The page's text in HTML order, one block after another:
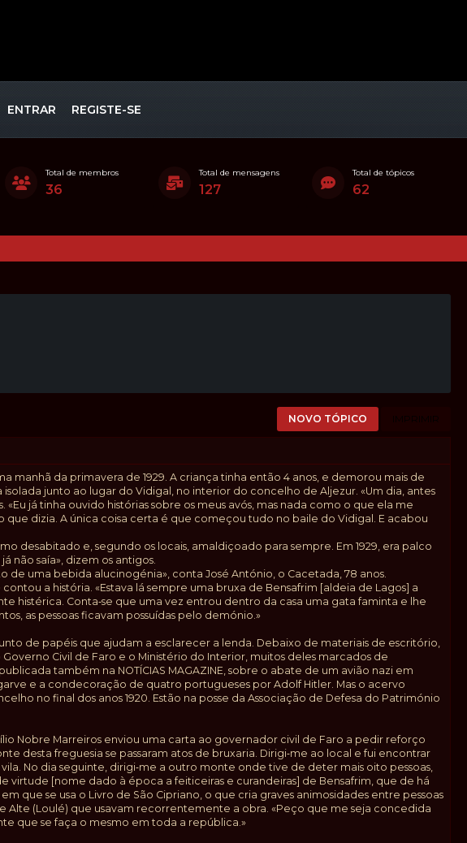
ENTRAR REGISTE-SE
Total de membros
36
Total de mensagens
127
Total de tópicos
62
NOVO TÓPICO IMPRIMIR
manhã da primavera de 1929. A criança tinha então 4 anos, e demorou mais de
junto ao lugar do Vidigal, no interior do concelho de Aljezur. «Um dia, antes
já tinha ouvido histórias sobre os meus avós, mas nada como o que ela me
dizia. A única coisa certa é que começou tudo no baile do Vidigal. E acabou
desabitado e, segundo os locais, amaldiçoado para sempre. Em 1929, era palco
não saía», dizem os antigos.
de uma bebida alucinogénia», conta José António, o Cacetada, 78 anos.
a história. «Estava lá sempre uma bruxa de Bensafrim [aldeia de Lagos] a
Conta‑se que uma vez entrou dentro da casa uma gata faminta e lhe
as pessoas ficavam possuídas pelo demónio.»
de papéis que ajudam a esclarecer a lenda. Debaixo de materiais de escritório,
Civil de Faro e o Ministério do Interior, muitos deles marcados de
também na NOTÍCIAS MAGAZINE, sobre o abate de um avião nazi em
e a condecoração de quatro portugueses por Adolf Hitler. Mas o acervo
no final dos anos 1920. Estão na posse da Associação de Defesa do Património
Nobre Marreiros enviou uma carta ao governador civil de Faro a pedir reforço
desta freguesia se passaram atos de bruxaria. Dirigi‑me ao local e fui encontrar
No dia seguinte, dirigi‑me a outro monte onde tive de deter mais oito pessoas,
virtude [nome dado à época a feiticeiras e curandeiras] de Bensafrim, que de há
que se usa o Livro de São Cipriano, o que cria graves animosidades entre pessoas
Alte (Loulé) que usavam recorrentemente a obra. «Peço que me seja concedida
que se faça o mesmo em toda a república.»